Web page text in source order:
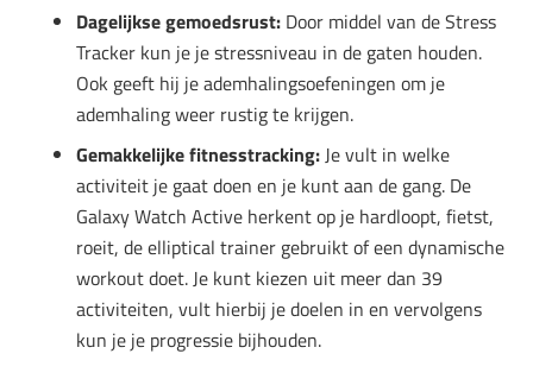
Dagelijkse gemoedsrust: Door middel van de Stress
Tracker kun je je stressniveau in de gaten houden.
Ook geeft hij je ademhalingsoefeningen om je
ademhaling weer rustig te krijgen.
Gemakkelijke fitnesstracking: Je vult in welke
activiteit je gaat doen en je kunt aan de gang. De
Galaxy Watch Active herkent op je hardloopt, fietst,
roeit, de elliptical trainer gebruikt of een dynamische
workout doet. Je kunt kiezen uit meer dan 39
activiteiten, vult hierbij je doelen in en vervolgens
kun je je progressie bijhouden.